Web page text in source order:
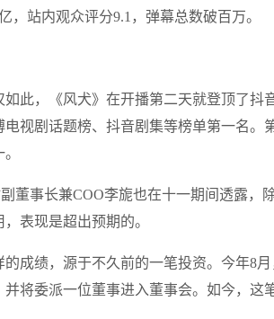
，站内观众评分9.1，弹幕总数破百万。
如此，《风犬》在开播第二天就登顶了抖
电视剧话题榜、抖音剧集等榜单第一名。
董事长兼COO李旎也在十一期间透露，
，表现是超出预期的。
的成绩，源于不久前的一笔投资。今年8
并将委派一位董事进入董事会。如今，这